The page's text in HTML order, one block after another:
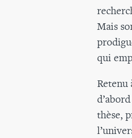
Mais
qui
thèse,